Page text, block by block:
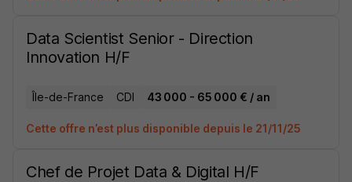
Data Scientist Senior - Direction
Innovation H/F
Île-de-France CDI 43 000 - 65 000 € / an
Cette offre n’est plus disponible depuis le 21/11/25
Chef de Projet Data & Digital H/F